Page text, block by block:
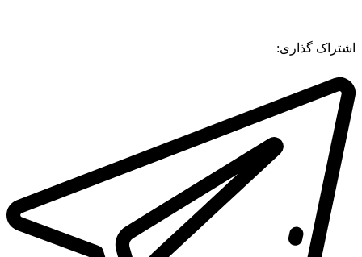
اشتراک گذاری: